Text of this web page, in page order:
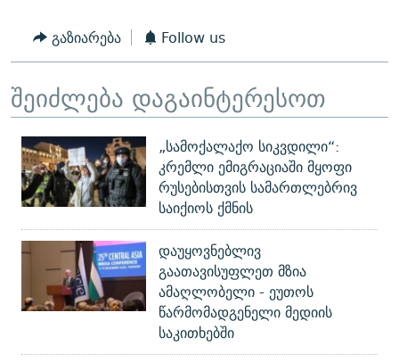
გაზიარება Follow us
შეიძლება დაგაინტერესოთ
„სამოქალაქო სიკვდილი“:
კრემლი ემიგრაციაში მყოფი
რუსებისთვის სამართლებრივ
საიქიოს ქმნის
დაუყოვნებლივ
გაათავისუფლეთ მზია
ამაღლობელი - ეუთოს
წარმომადგენელი მედიის
საკითხებში